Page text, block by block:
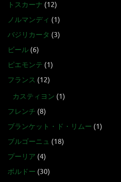
トスカーナ (12)
ノルマンディ (1)
バジリカータ (3)
ビール (6)
ピエモンテ (1)
フランス (12)
カスティヨン (1)
フレンチ (8)
ブランケット・ド・リムー (1)
ブルゴーニュ (18)
プーリア (4)
ボルドー (30)